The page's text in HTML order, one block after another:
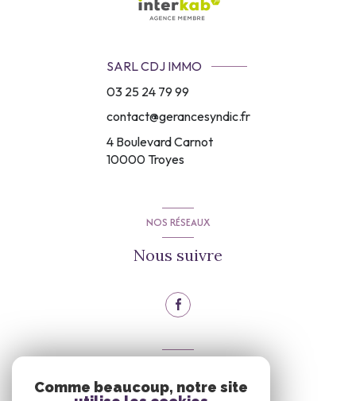
SARL CDJ IMMO
03 25 24 79 99
contact@gerancesyndic.fr
4 Boulevard Carnot
10000 Troyes
NOS RÉSEAUX
Nous suivre
Espace propriétaire
Comme beaucoup, notre site